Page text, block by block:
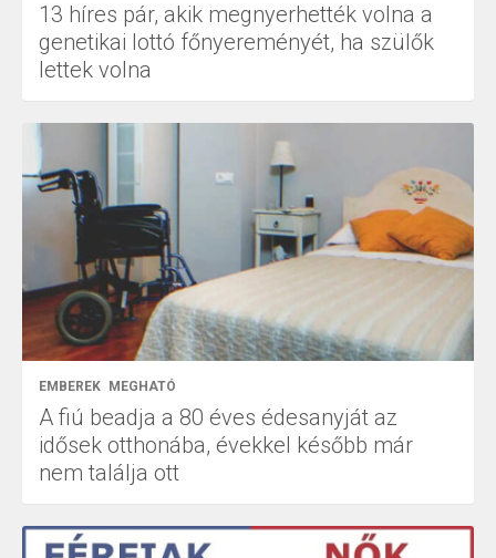
13 híres pár, akik megnyerhették volna a
genetikai lottó főnyereményét, ha szülők
lettek volna
EMBEREK MEGHATÓ
A fiú beadja a 80 éves édesanyját az
idősek otthonába, évekkel később már
nem találja ott